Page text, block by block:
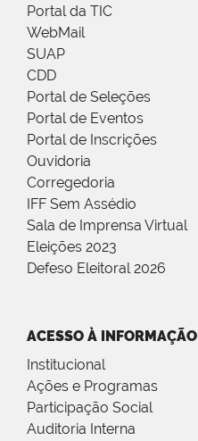
Portal da TIC
WebMail
SUAP
CDD
Portal de Seleções
Portal de Eventos
Portal de Inscrições
Ouvidoria
Corregedoria
IFF Sem Assédio
Sala de Imprensa Virtual
Eleições 2023
Defeso Eleitoral 2026
ACESSO À INFORMAÇÃO
Institucional
Ações e Programas
Participação Social
Auditoria Interna